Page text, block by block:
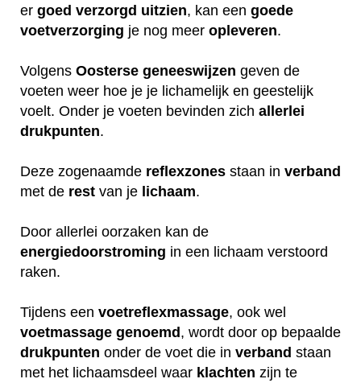
er goed verzorgd uitzien, kan een goede
voetverzorging je nog meer opleveren.
Volgens Oosterse geneeswijzen geven de
voeten weer hoe je je lichamelijk en geestelijk
voelt. Onder je voeten bevinden zich allerlei
drukpunten.
Deze zogenaamde reflexzones staan in verband
met de rest van je lichaam.
Door allerlei oorzaken kan de
energiedoorstroming in een lichaam verstoord
raken.
Tijdens een voetreflexmassage, ook wel
voetmassage genoemd , wordt door op bepaalde
drukpunten onder de voet die in verband staan
met het lichaamsdeel waar klachten zijn te